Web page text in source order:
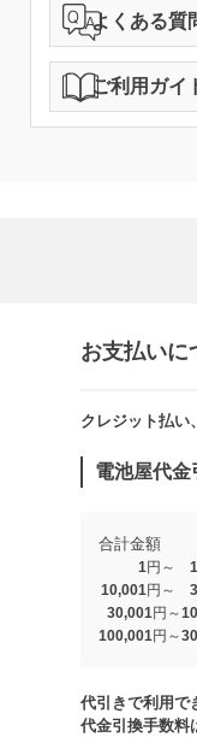
よくある質
ご利用ガイ
お支払いに
クレジット払い
電池屋代金
合計金額
1円～
10,001円～
30,001円～
100,001円～
代引きで利用で
代金引換手数料